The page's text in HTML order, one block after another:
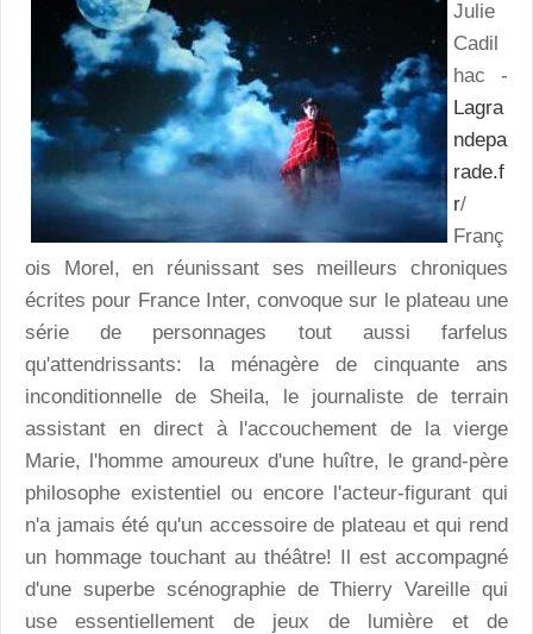
Julie
Cadil
hac -
Lagra
ndepa
rade.f
r/
Franç
ois Morel, en réunissant ses meilleurs chroniques
écrites pour France Inter, convoque sur le plateau une
série de personnages tout aussi farfelus
qu'attendrissants: la ménagère de cinquante ans
inconditionnelle de Sheila, le journaliste de terrain
assistant en direct à l'accouchement de la vierge
Marie, l'homme amoureux d'une huître, le grand-père
philosophe existentiel ou encore l'acteur-figurant qui
n'a jamais été qu'un accessoire de plateau et qui rend
un hommage touchant au théâtre! Il est accompagné
d'une superbe scénographie de Thierry Vareille qui
use essentiellement de jeux de lumière et de